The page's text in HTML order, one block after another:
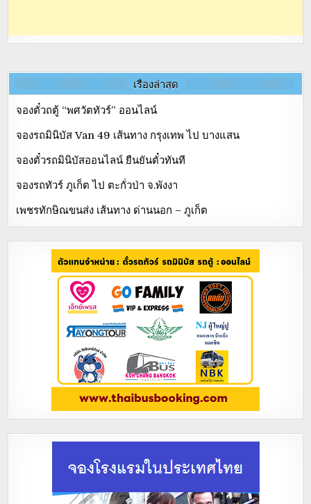
เรื่องล่าสุด
จองตั๋วถตู้ “พศวัตทัวร์” ออนไลน์
จองรถมินิบัส Van 49 เส้นทาง กรุงเทพ ไป บางแสน
จองตั๋วรถมินิบัสออนไลน์ ยืนยันตั๋วทันที
จองรถทัวร์ ภูเก็ต ไป ตะกั่วป่า จ.พังงา
เพชรทักษิณขนส่ง เส้นทาง ด่านนอก – ภูเก็ต